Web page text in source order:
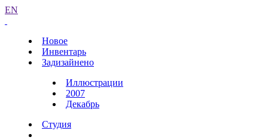
EN
Новое
Инвентарь
Задизайнено
Иллюстрации
2007
Декабрь
Студия